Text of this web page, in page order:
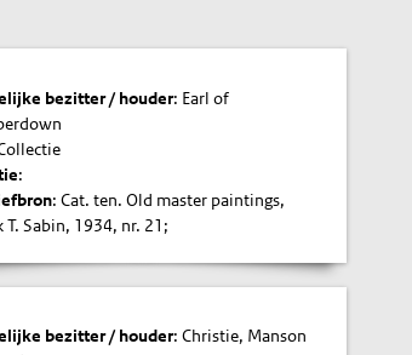
bezitter / houder: Earl of
:
: Cat. ten. Old master paintings,
T. Sabin, 1934, nr. 21;
bezitter / houder: Christie, Manson